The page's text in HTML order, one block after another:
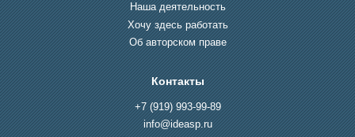
Наша деятельность
Хочу здесь работать
Об авторском праве
Контакты
+7 (919) 993-99-89
info@ideasp.ru